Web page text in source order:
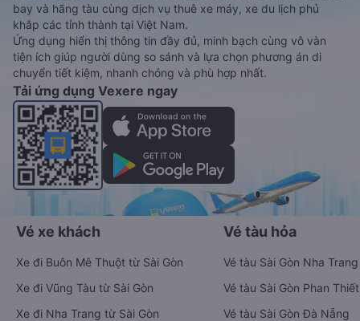
bay và hãng tàu cùng dịch vụ thuê xe máy, xe du lịch phủ
khắp các tỉnh thành tại Việt Nam.
Ứng dụng hiển thị thông tin đầy đủ, minh bạch cùng vô vàn
tiện ích giúp người dùng so sánh và lựa chọn phương án di
chuyển tiết kiệm, nhanh chóng và phù hợp nhất.
Tải ứng dụng Vexere ngay
Vé xe khách
Xe đi Buôn Mê Thuột từ Sài Gòn
Xe đi Vũng Tàu từ Sài Gòn
Xe đi Nha Trang từ Sài Gòn
Vé tàu hỏa
Vé tàu Sài Gòn Nha Trang
Vé tàu Sài Gòn Phan Thiết
Vé tàu Sài Gòn Đà Nẵng